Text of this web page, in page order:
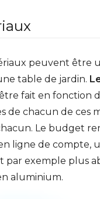
peuvent être
table de jardin.
fait en fonction
de chacun de ces
Le budget
ligne de compte,
par exemple plus
aluminium.